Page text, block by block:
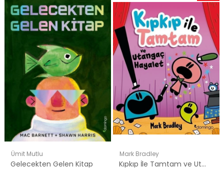
Ümit Mutlu
Gelecekten Gelen Kitap
Mark Bradley
Kıpkıp İle Tamtam ve Utangaç Hayalet - 3
İndirim